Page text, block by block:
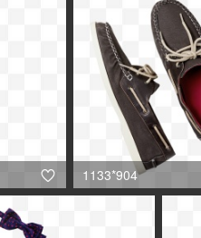
 1133*904